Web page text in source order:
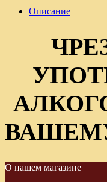
Описание
О нашем магазине